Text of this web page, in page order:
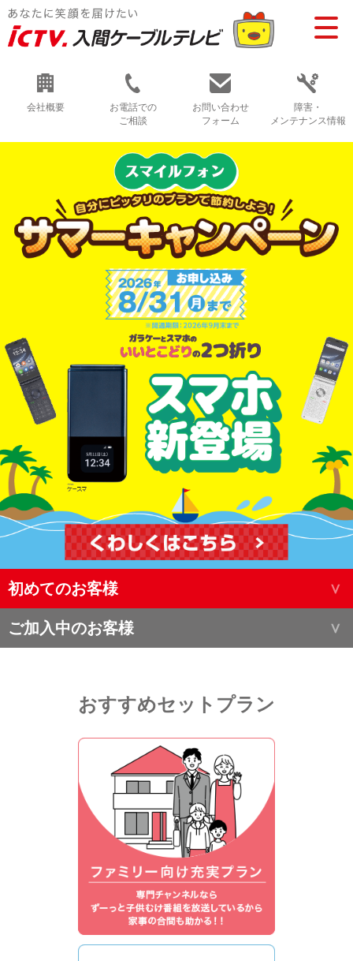
会社概要
お電話での
ご相談
お問い合わせ
フォーム
障害・
メンテナンス情報
初めてのお客様
ご加入中のお客様
おすすめセットプラン